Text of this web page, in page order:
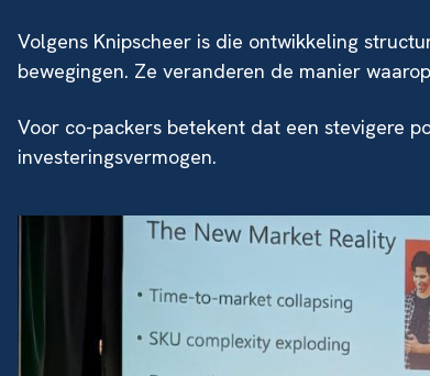
Volgens Knipscheer is die ontwikkeling
bewegingen. Ze veranderen de manier
Voor co-packers betekent dat een stevigere
investeringsvermogen.